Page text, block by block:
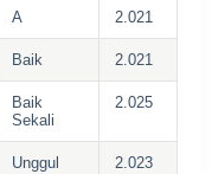
A 2.021
Baik 2.021
Baik
Sekali
2.025
Unggul 2.023